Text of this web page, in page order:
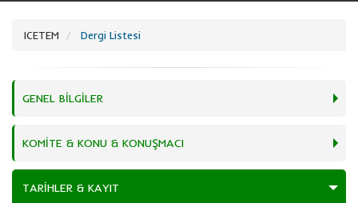
ICETEM Dergi Listesi
GENEL BİLGİLER
KOMİTE & KONU & KONUŞMACI
TARİHLER & KAYIT